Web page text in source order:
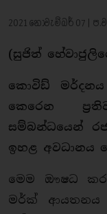
2021 නොවැම්බර් 07 |
(සුජිත්
කොවිඩ්
කෙරෙන
සම්බන්ධයෙන්
ඉහළ අවධානය
මෙම ඖෂධ
මර්ක් ආයතනය